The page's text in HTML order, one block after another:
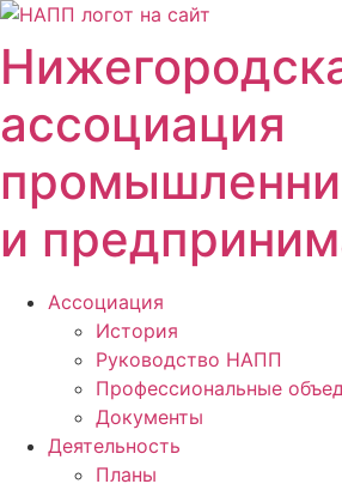
Перейти
содержимому
ассоциация
и
Ассоциация
История
Руководство НАПП
Профессиональные
Документы
Деятельность
Планы